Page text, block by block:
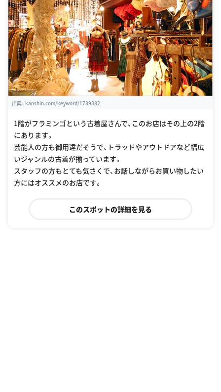
出典： kanshin.com/keyword/1789382
1階がフラミンゴという古着屋さんで、このお店はその上の2階
にあります。
芸能人の方も御用達だそうで、トラッドやアウトドアなど幅広
いジャンルの古着が揃っています。
スタッフの方もとても気さくで、お話しながらお買い物したい
方にはオススメのお店です。
このスポットの詳細を見る